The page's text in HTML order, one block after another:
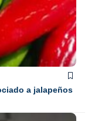
a jalapeños